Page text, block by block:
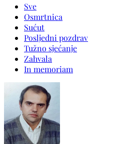
Sve
Osmrtnica
Sućut
Posljedni pozdrav
Tužno sjećanje
Zahvala
In memoriam